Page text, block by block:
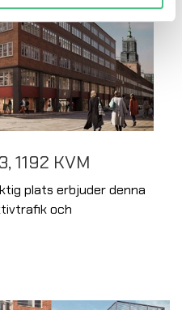
1192 KVM
plats erbjuder denna
och